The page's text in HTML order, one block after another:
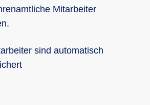
Mitarbeiter
sind automatisch